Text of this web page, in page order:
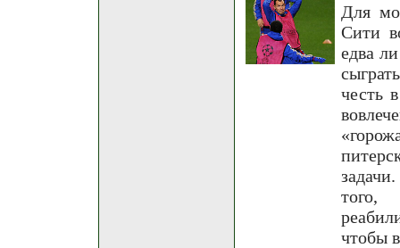
Для
Сити
едва
честь
чтобы